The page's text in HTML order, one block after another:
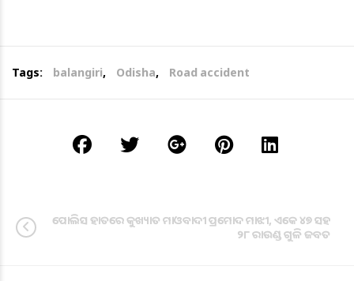
Tags: balangiri, Odisha, Road accident
ପୋଲିସ ହାତରେ କୁଖ୍ୟାତ ମାଓବାଦୀ ପ୍ରମୋଦ ମାଝୀ, ଏକେ ୪୭ ସହ
୨୮ ରାଉଣ୍ଡ ଗୁଳି ଜବତ